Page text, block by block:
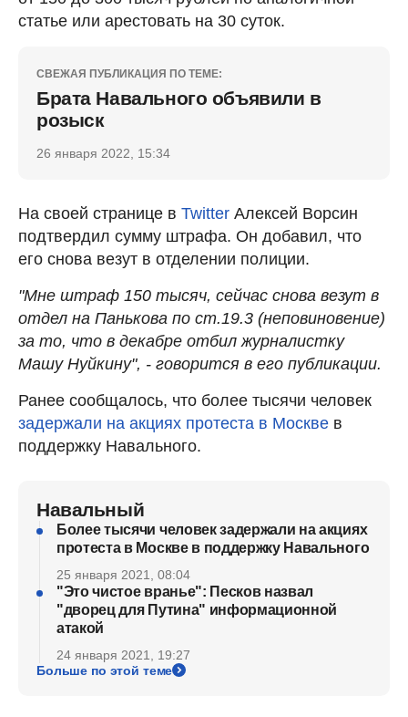
статье или арестовать на 30 суток.
СВЕЖАЯ ПУБЛИКАЦИЯ ПО ТЕМЕ:
Брата Навального объявили в
розыск
26 января 2022, 15:34
На своей странице в Twitter Алексей Ворсин
подтвердил сумму штрафа. Он добавил, что
его снова везут в отделении полиции.
"Мне штраф 150 тысяч, сейчас снова везут в
отдел на Панькова по ст.19.3 (неповиновение)
за то, что в декабре отбил журналистку
Машу Нуйкину", - говорится в его публикации.
Ранее сообщалось, что более тысячи человек
задержали на акциях протеста в Москве в
поддержку Навального.
Навальный
Более тысячи человек задержали на акциях
протеста в Москве в поддержку Навального
25 января 2021, 08:04
"Это чистое вранье": Песков назвал
"дворец для Путина" информационной
атакой
24 января 2021, 19:27
Больше по этой теме